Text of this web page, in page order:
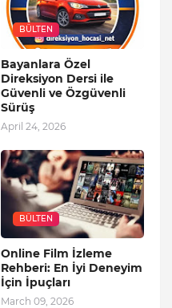
BÜLTEN
Bayanlara Özel
Direksiyon Dersi ile
Güvenli ve Özgüvenli
Sürüş
April 24, 2026
BÜLTEN
Online Film İzleme
Rehberi: En İyi Deneyim
İçin İpuçları
March 09, 2026